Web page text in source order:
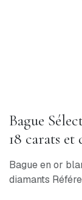
Bague
18 carats et
Bague en or
diamants